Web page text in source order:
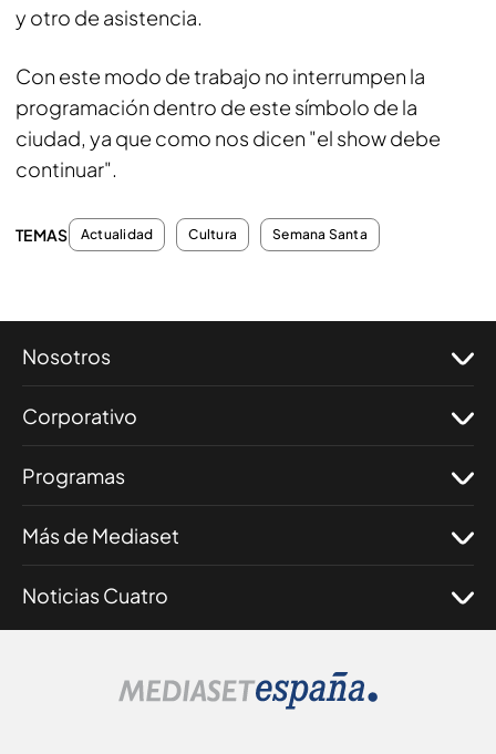
y otro de asistencia.
Con este modo de trabajo no interrumpen la
programación dentro de este símbolo de la
ciudad, ya que como nos dicen "el show debe
continuar".
TEMAS Actualidad Cultura Semana Santa
Nosotros
Corporativo
Programas
Más de Mediaset
Noticias Cuatro